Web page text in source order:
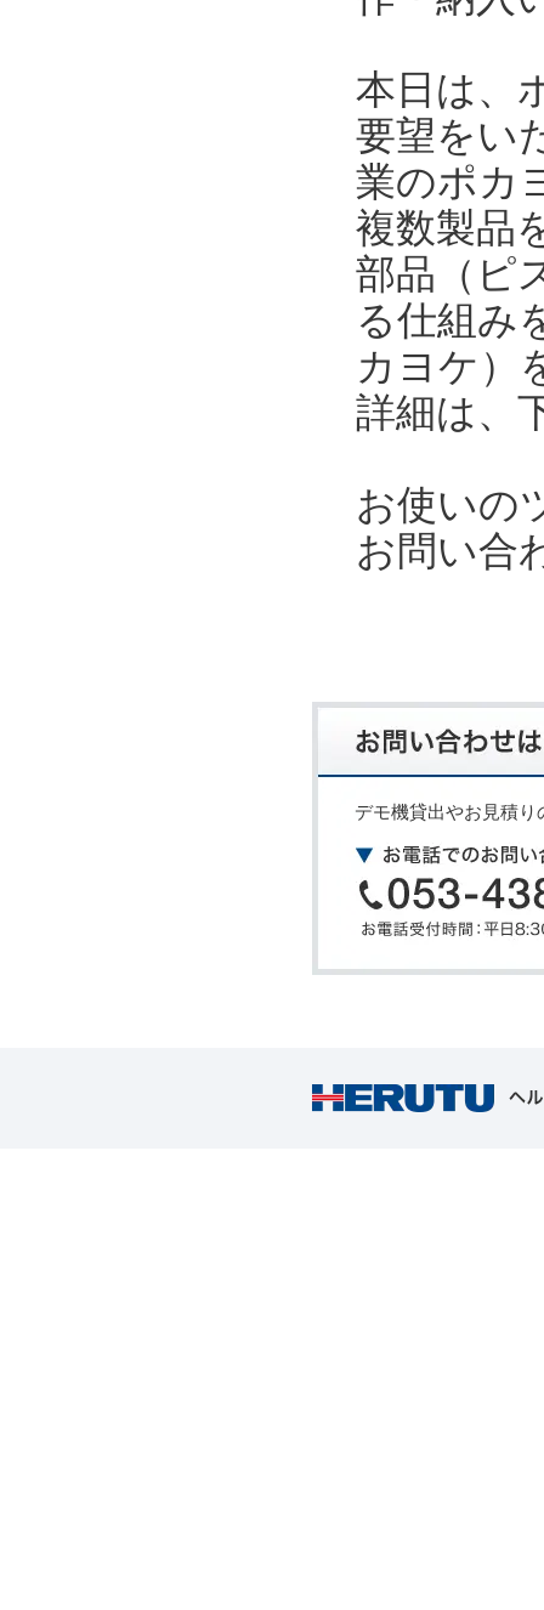
本日は、
要望をい
業のポカ
複数製品
部品（ピ
る仕組み
カヨケ）
詳細は、
お使いの
お問い合
デモ機貸出やお見積